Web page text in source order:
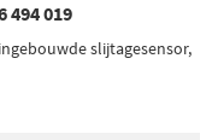
494 019
slijtagesensor,